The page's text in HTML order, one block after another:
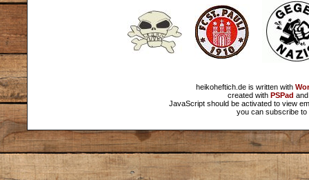
heikoheftich.de is written with
created with PSPad
JavaScript should be activated to view
you can subscribe